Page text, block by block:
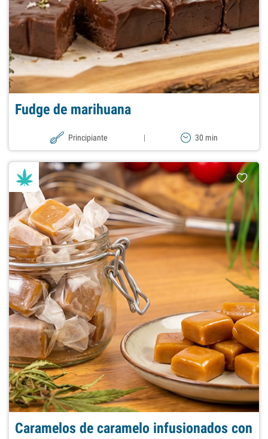
Fudge de marihuana
Principiante | 30 min
Caramelos de caramelo infusionados con